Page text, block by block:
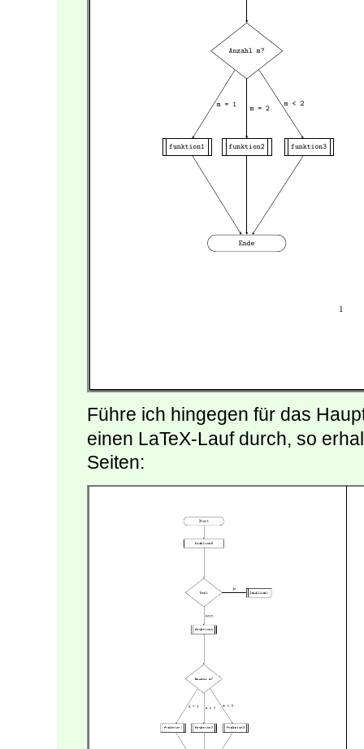
Führe ich hingegen für das
einen LaTeX-Lauf durch, so
Seiten: